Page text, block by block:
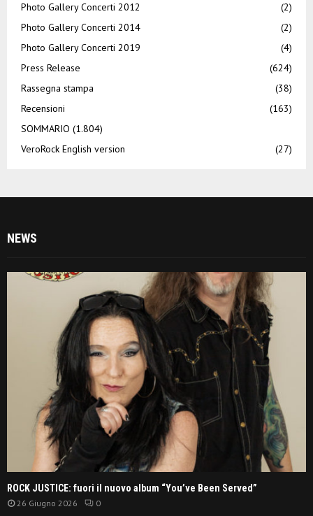
Photo Gallery Concerti 2012
(2)
Photo Gallery Concerti 2014
(2)
Photo Gallery Concerti 2019
(4)
Press Release
(624)
Rassegna stampa
(38)
Recensioni
(163)
SOMMARIO (1.804)
VeroRock English version
(27)
NEWS
ROCK JUSTICE: fuori il nuovo album “You’ve Been Served”
26 Giugno 2026 0